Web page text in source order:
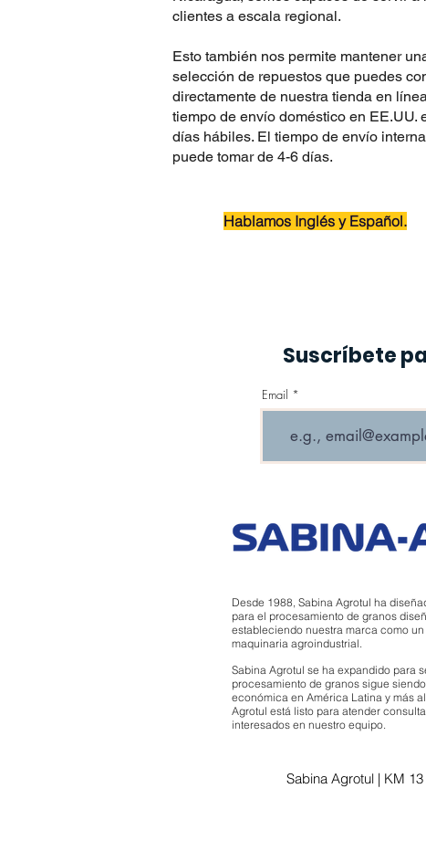
clientes a escala regional.
Esto también nos permite mantener
selección de repuestos que puedes
directamente de nuestra tienda en
tiempo de envío doméstico en EE.UU.
días hábiles. El tiempo de envío
puede tomar de 4-6 días.
Hablamos Inglés y Español.
Suscríbete
Email
Desde 1988, Sabina Agrotul ha
para el procesamiento de granos
estableciendo nuestra marca como
maquinaria agroindustrial.
Sabina Agrotul se ha expandido para
procesamiento de granos sigue
económica en América Latina y más
Agrotul está listo para atender
interesados en nuestro equipo.
Sabina Agrotul | KM